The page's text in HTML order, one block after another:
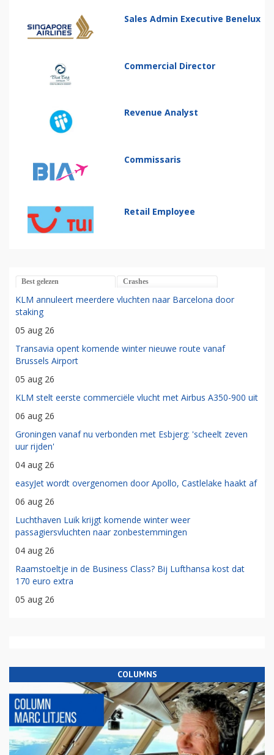
Sales Admin Executive Benelux
Commercial Director
Revenue Analyst
Commissaris
Retail Employee
Best gelezen Crashes
KLM annuleert meerdere vluchten naar Barcelona door
staking
05 aug 26
Transavia opent komende winter nieuwe route vanaf
Brussels Airport
05 aug 26
KLM stelt eerste commerciële vlucht met Airbus A350-900 uit
06 aug 26
Groningen vanaf nu verbonden met Esbjerg: 'scheelt zeven
uur rijden'
04 aug 26
easyJet wordt overgenomen door Apollo, Castlelake haakt af
06 aug 26
Luchthaven Luik krijgt komende winter weer
passagiersvluchten naar zonbestemmingen
04 aug 26
Raamstoeltje in de Business Class? Bij Lufthansa kost dat
170 euro extra
05 aug 26
COLUMNS